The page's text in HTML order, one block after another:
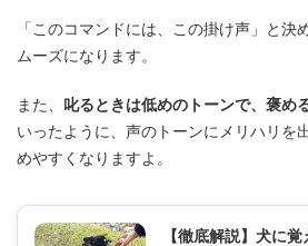
「このコマンドには、この掛け声」と決
ムーズになります。
また、 叱るときは低めのトーンで、褒め
いったように、声のトーンにメリハリを
めやすくなりますよ。
【徹底解説】犬に